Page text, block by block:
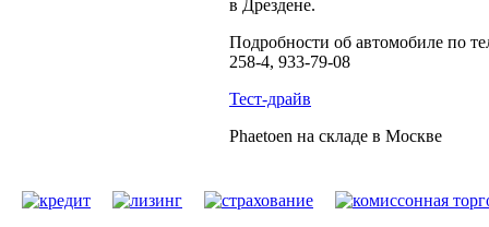
в Дрездене.
Подробности об автомобиле по
258-4, 933-79-08
Тест-драйв
Phaetoen на складе в Москве